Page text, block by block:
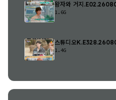
왕자와 거지
1.6G
스튜디오
1.4G